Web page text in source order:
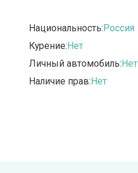
Национальность:Россия
Курение:Нет
Личный автомобиль:Нет
Наличие прав:Нет